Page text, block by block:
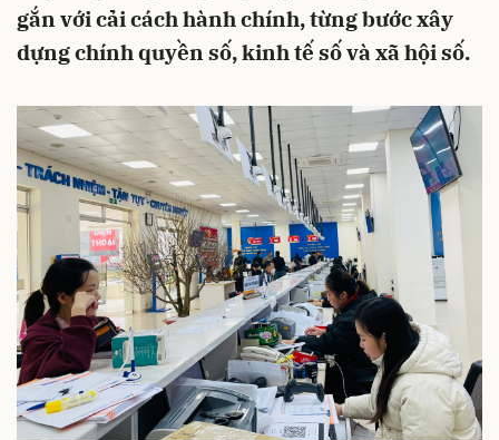
gắn với cải cách hành chính, từng bước xây
dựng chính quyền số, kinh tế số và xã hội số.